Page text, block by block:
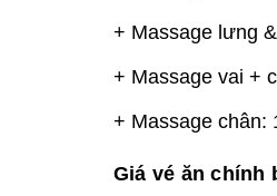
+ Massage lưng
+ Massage vai +
+ Massage chân:
Giá vé ăn chính